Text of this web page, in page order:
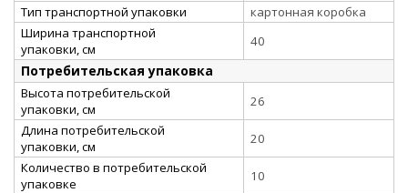
Тип транспортной упаковки
картонная коробка
Ширина транспортной
упаковки, см
40
Потребительская упаковка
Высота потребительской
упаковки, см
26
Длина потребительской
упаковки, см
20
Количество в потребительской
упаковке
10